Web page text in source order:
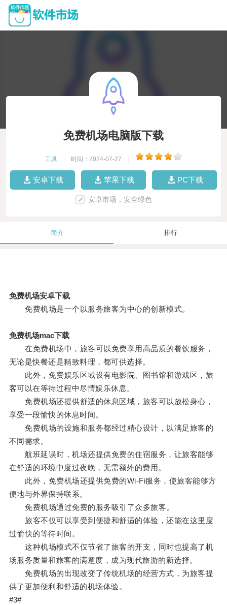
免费机场电脑版下载
工具 时间：2024-07-27
安卓下载 苹果下载 PC下载
安卓市场，安全绿色
简介 排行
免费机场安卓下载
免费机场是一个以服务旅客为中心的创新模式。
免费机场mac下载
在免费机场中，旅客可以免费享用高品质的餐饮服务，
无论是快餐还是精致料理，都可供选择。
此外，免费娱乐区域设有电影院、图书馆和游戏区，旅
客可以在等待过程中尽情娱乐休息。
免费机场还提供舒适的休息区域，旅客可以放松身心，
享受一段愉快的休息时间。
免费机场的设施和服务都经过精心设计，以满足旅客的
不同需求。
航班延误时，机场还提供免费的住宿服务，让旅客能够
在舒适的环境中度过夜晚，无需额外的费用。
此外，免费机场还提供免费的Wi-Fi服务，使旅客能够方
便地与外界保持联系。
免费机场通过免费的服务吸引了众多旅客。
旅客不仅可以享受到便捷和舒适的体验，还能在这里度
过愉快的等待时间。
这种机场模式不仅节省了旅客的开支，同时也提高了机
场服务质量和旅客的满意度，成为现代旅游的新选择。
免费机场的出现改变了传统机场的经营方式，为旅客提
供了更加便利和舒适的机场体验。
#3#